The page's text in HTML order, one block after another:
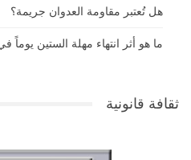
هل تُعتبر مقاومة العدوان جريمة؟
ما هو أثر انتهاء مهلة الستين يوماً
ثقافة قانونية